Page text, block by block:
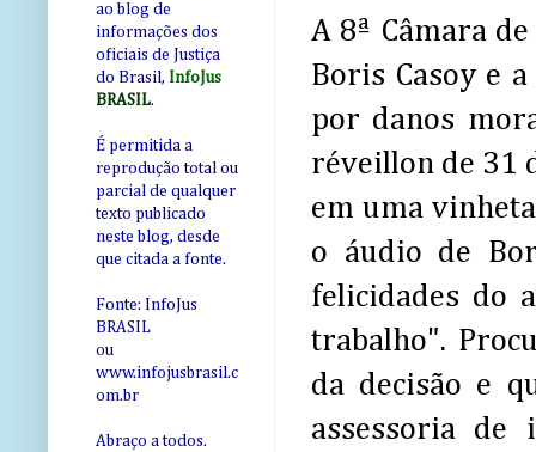
A 8ª Câmara
Boris Casoy e
por danos
réveillon de 31
em uma
o áudio de
felicidades do
trabalho".
da decisão e
assessoria
ao blog de
informações dos
oficiais de Justiça
do Brasil, InfoJus
BRASIL.
É permitida a
reprodução total ou
parcial de qualquer
texto publicado
neste blog, desde
que citada a fonte.
Fonte: InfoJus
BRASIL
ou
www.infojusbrasil.c
om.br
Abraço a todos.